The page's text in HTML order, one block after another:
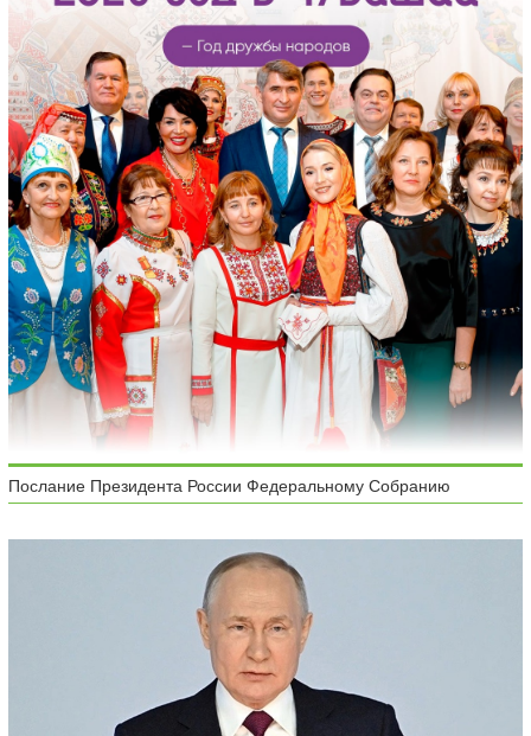
Послание Президента России Федеральному Собранию